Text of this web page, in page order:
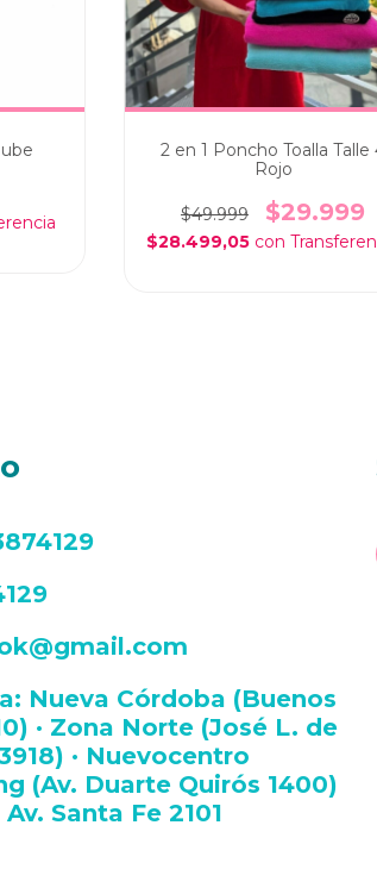
2 en 1 Poncho Toalla Talle
Rojo
$49.999 $29.999
$28.499,05 con
Nueva Córdoba (Buenos
· Zona Norte (José L. de
· Nuevocentro
(Av. Duarte Quirós 1400)
Santa Fe 2101